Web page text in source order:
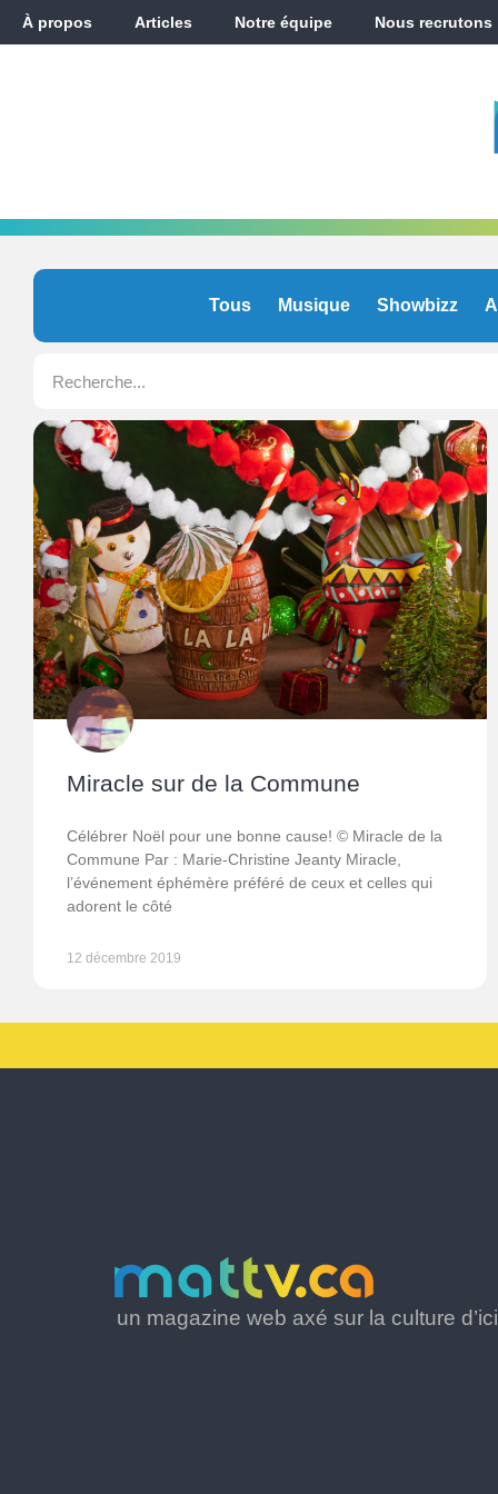
À propos Articles Notre équipe Nous recrutons
Tous Musique Showbizz
Miracle sur de la Commune
Célébrer Noël pour une bonne cause! © Miracle de la
Commune Par : Marie-Christine Jeanty Miracle,
l’événement éphémère préféré de ceux et celles qui
adorent le côté
12 décembre 2019
un magazine web axé sur la culture d’ici